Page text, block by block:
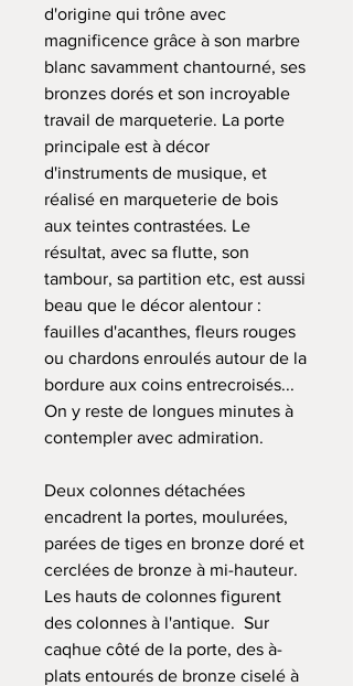
d'origine qui trône avec
magnificence grâce à son marbre
blanc savamment chantourné, ses
bronzes dorés et son incroyable
travail de marqueterie. La porte
principale est à décor
d'instruments de musique, et
réalisé en marqueterie de bois
aux teintes contrastées. Le
résultat, avec sa flutte, son
tambour, sa partition etc, est aussi
beau que le décor alentour :
fauilles d'acanthes, fleurs rouges
ou chardons enroulés autour de la
bordure aux coins entrecroisés...
On y reste de longues minutes à
contempler avec admiration.
Deux colonnes détachées
encadrent la portes, moulurées,
parées de tiges en bronze doré et
cerclées de bronze à mi-hauteur.
Les hauts de colonnes figurent
des colonnes à l'antique. Sur
caqhue côté de la porte, des à-
plats entourés de bronze ciselé à